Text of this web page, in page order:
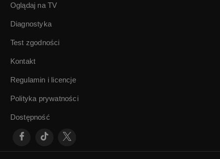
Oglądaj na TV
Diagnostyka
Test zgodności
Kontakt
Regulamin i licencje
Polityka prywatności
Dostępność